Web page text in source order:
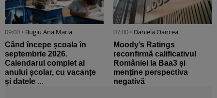
09:00 • Bugiu ⁠Ana Maria
Când începe școala în
septembrie 2026.
Calendarul complet al
anului școlar, cu vacanțe
și datele ...
07:00 • Daniela Oancea
Moody’s Ratings
reconfirmă calificativul
României la Baa3 și
menține perspectiva
negativă